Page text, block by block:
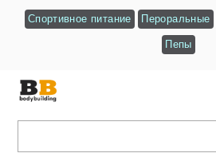
Спортивное питание Пероральные
Пепы